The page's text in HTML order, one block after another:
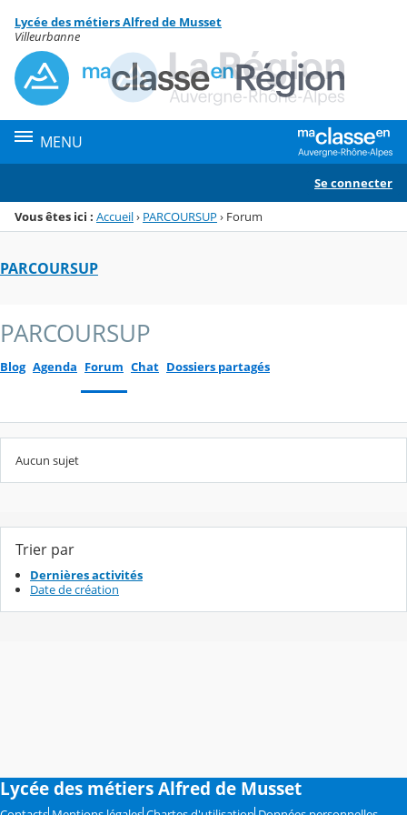
Menu de la rubrique
Contenu
Lycée des métiers Alfred de Musset
Villeurbanne
MENU
Se connecter
Vous êtes ici : Accueil› PARCOURSUP › Forum
PARCOURSUP
PARCOURSUP
Blog Agenda Forum Chat Dossiers partagés
Aucun sujet
Trier par
Dernières activités
Date de création
Lycée des métiers Alfred de Musset